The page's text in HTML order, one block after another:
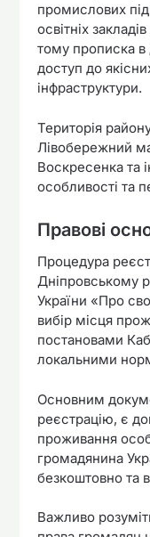
промислових
освітніх
тому прописка в
доступ до
інфраструктури.
Територія
Лівобережний
Воскресенка та
особливості та
Правові
Процедура
Дніпровському
України «Про
вибір місця
постановами
локальними
Основним
реєстрацію, є
проживання
громадянина
безкоштовно та
Важливо